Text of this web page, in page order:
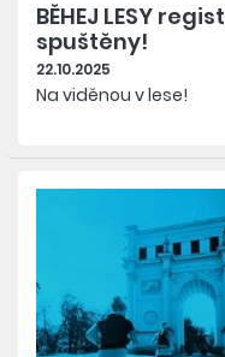
BĚHEJ LESY
spuštěny!
22.10.2025
Na viděnou v lese!